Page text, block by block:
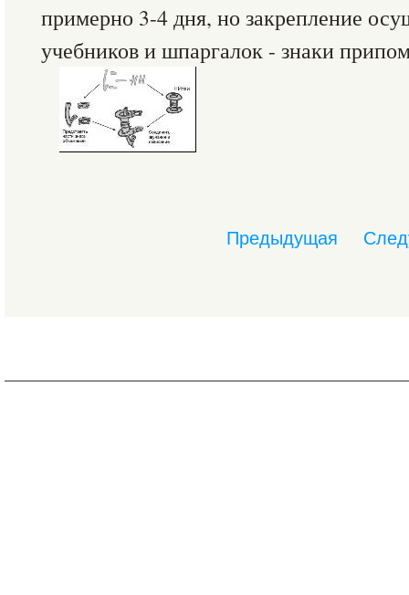
примерно 3-4 дня, но закрепление
учебников и шпаргалок - знаки
Предыдущая